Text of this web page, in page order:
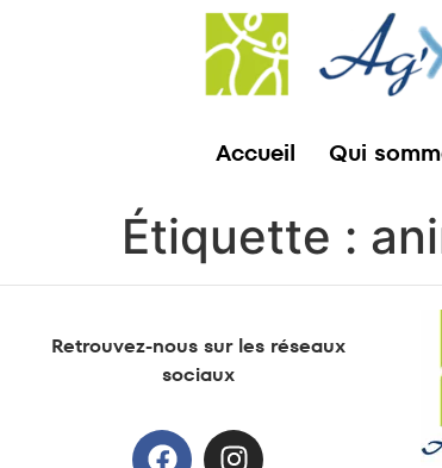
Accueil Qui
Étiquette :
Retrouvez-nous sur les réseaux
sociaux